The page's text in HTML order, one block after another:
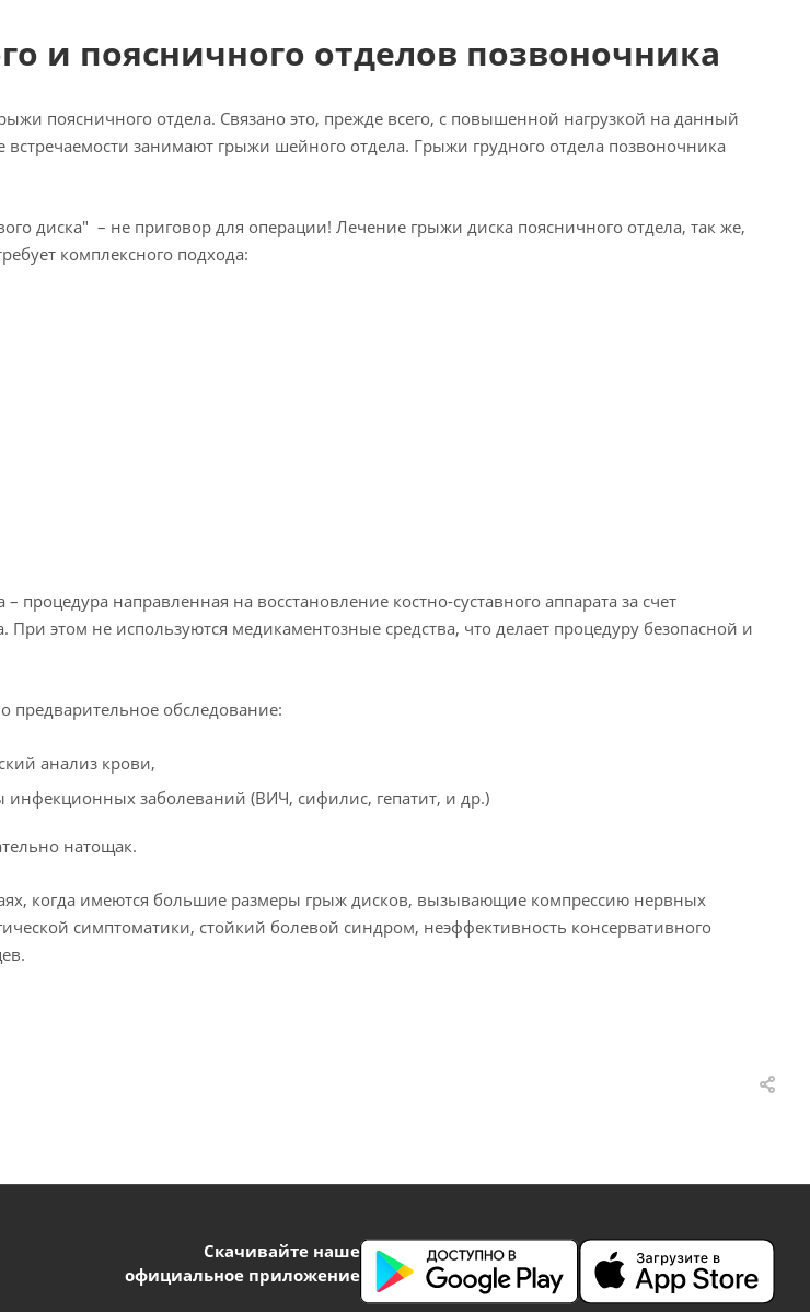
и поясничного отделов позвоночника
поясничного отдела. Связано это, прежде всего, с повышенной нагрузкой на данный
встречаемости занимают грыжи шейного отдела. Грыжи грудного отдела позвоночника
диска" – не приговор для операции! Лечение грыжи диска поясничного отдела, так же,
комплексного подхода:
процедура направленная на восстановление костно-суставного аппарата за счет
При этом не используются медикаментозные средства, что делает процедуру безопасной и
предварительное обследование:
анализ крови,
заболеваний (ВИЧ, сифилис, гепатит, и др.)
натощак.
когда имеются большие размеры грыж дисков, вызывающие компрессию нервных
симптоматики, стойкий болевой синдром, неэффективность консервативного
Скачивайте наше
официальное приложение